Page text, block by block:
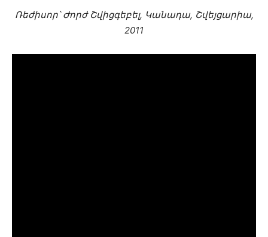
Ռեժիսոր՝ Ժորժ Շվիցգեբել, Կանադա, Շվեյցարիա,
2011